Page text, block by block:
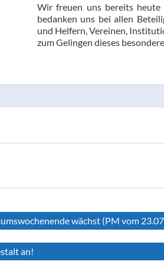
Wir freuen uns bereits heute
bedanken uns bei allen
und Helfern, Vereinen,
zum Gelingen dieses
wächst (PM vom
an!